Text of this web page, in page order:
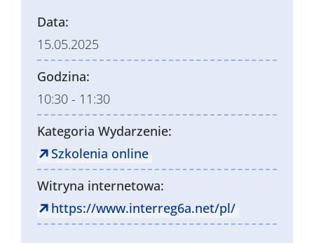
Data:
15.05.2025
Godzina:
10:30 - 11:30
Kategoria Wydarzenie:
Szkolenia online
Witryna internetowa:
https://www.interreg6a.net/pl/